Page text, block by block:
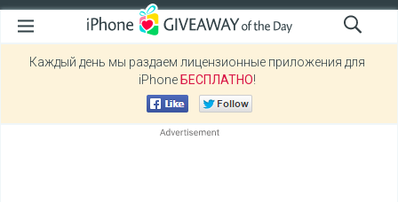
Каждый день мы раздаем лицензионные приложения для
iPhone БЕСПЛАТНО!